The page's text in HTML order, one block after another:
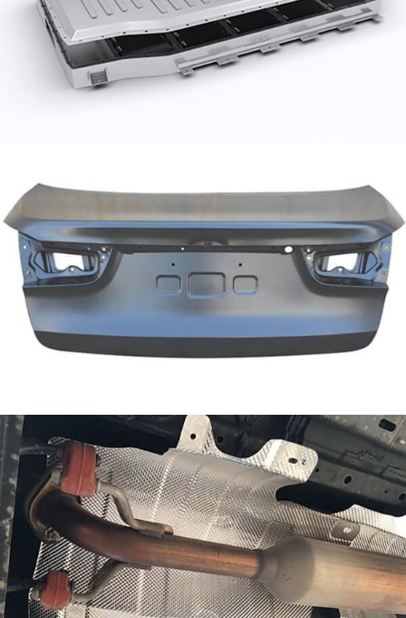
kola uprostřed rámu zadní karoserie a víko kufru
nahoře.
Hliníková fólie pro tepelný štít automobilu
Tepelné štíty automobilů jsou obecně vyrobeny z
materiálů odolných vůči vysokým teplotám, jako je
keramické vlákno, skleněné vlákno a hliníková fólie
pro tepelný štít automobilu.
Hliníkový plech na blatník automobilu
Automobilové blatníky (také nazývané listové panely
nebo blatníky) jsou důležitou součástí exteriéru
vozidla. Jejich hlavní funkcí je zakrytí kol a ochrana
karoserie vozidla před potřísněním bláta, voda, písek,
a další předměty.